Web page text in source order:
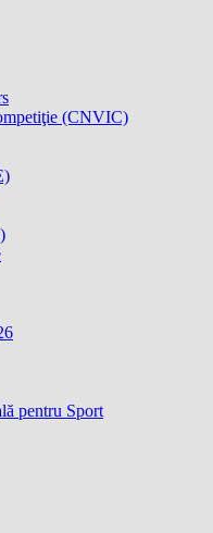
(CNVIC)
pentru Sport